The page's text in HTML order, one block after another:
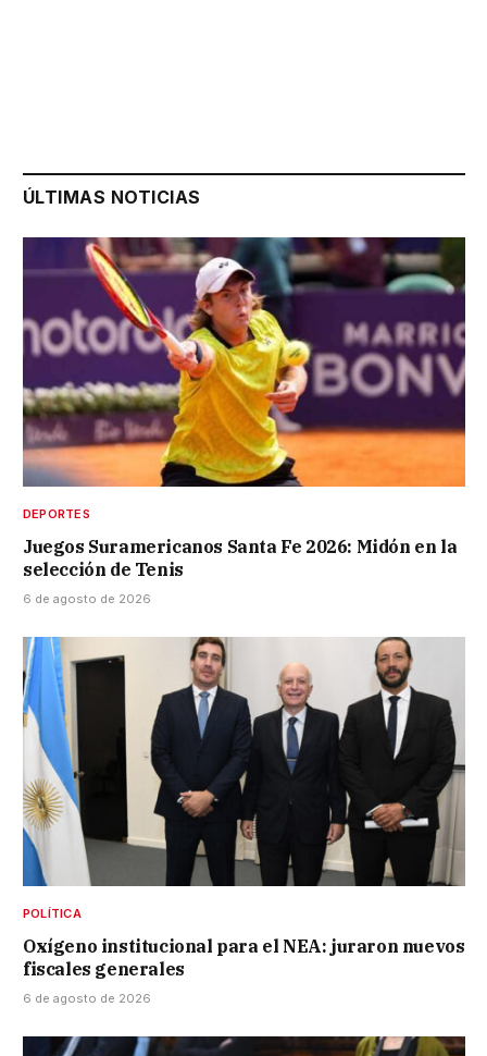
ÚLTIMAS NOTICIAS
DEPORTES
Juegos Suramericanos Santa Fe 2026: Midón en la
selección de Tenis
6 de agosto de 2026
POLÍTICA
Oxígeno institucional para el NEA: juraron nuevos
fiscales generales
6 de agosto de 2026